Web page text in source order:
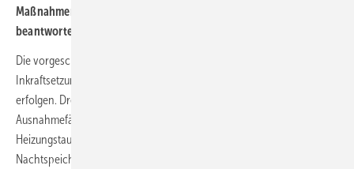
Maßnahmen“ werden im Folgenden zusammengefasst
beantwortet:
Die vorgeschlagenen Fristen erscheinen teilweise zu lang gesetzt. Die
Inkraftsetzung sollte möglichst schon vor dem 1. Januar 2024
erfolgen. Drei Jahre und in durch Sachverständige begründeten
Ausnahmefällen fünf Jahren sollten bei einem außerplanmäßigen
Heizungstausch mit Übergangslösung, für Gasetagenheizungen, für
Nachtspeicherheizungen und Einzelöfen und für besondere